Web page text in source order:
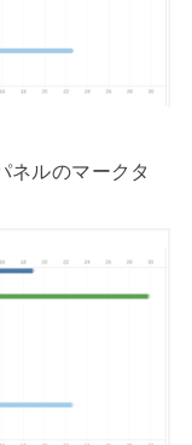
ネルのマークタ